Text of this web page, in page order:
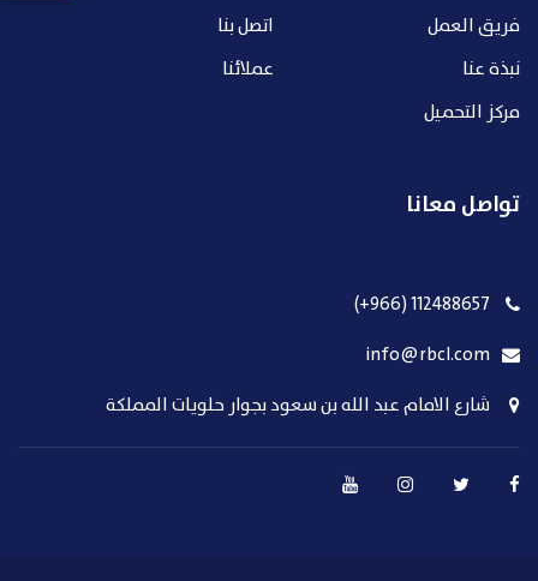
فريق العمل
اتصل بنا
نبذة عنا
عملائنا
مركز التحميل
تواصل معانا
112488657 (966+)
info@rbcl.com
شارع الامام عبد الله بن سعود بجوار حلويات المملكة